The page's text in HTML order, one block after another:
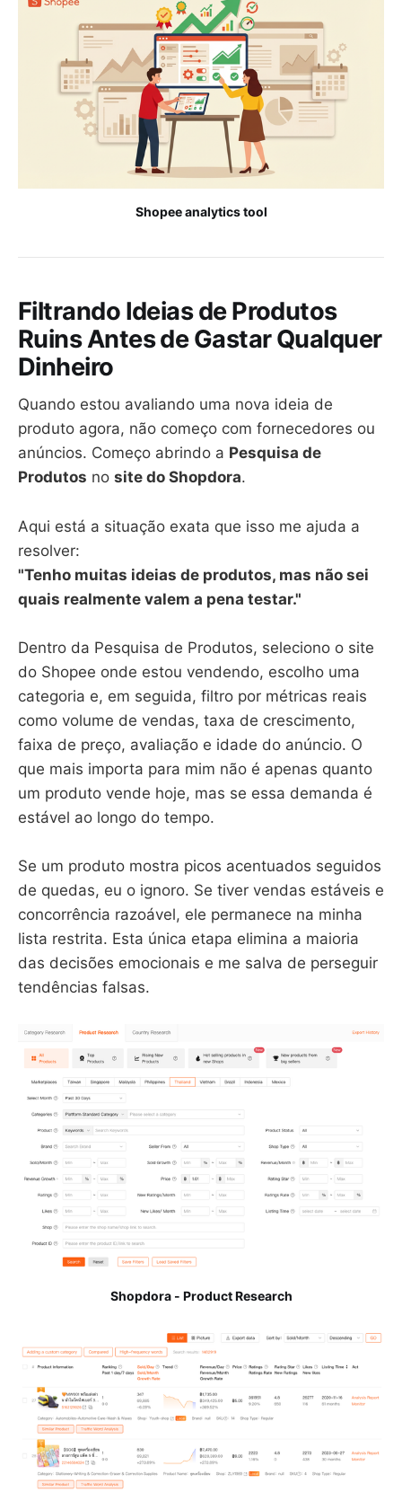
Shopee analytics tool
Filtrando Ideias de Produtos
Ruins Antes de Gastar Qualquer
Dinheiro
Quando estou avaliando uma nova ideia de
produto agora, não começo com fornecedores ou
anúncios. Começo abrindo a Pesquisa de
Produtos no site do Shopdora.
Aqui está a situação exata que isso me ajuda a
resolver:
"Tenho muitas ideias de produtos, mas não sei
quais realmente valem a pena testar."
Dentro da Pesquisa de Produtos, seleciono o site
do Shopee onde estou vendendo, escolho uma
categoria e, em seguida, filtro por métricas reais
como volume de vendas, taxa de crescimento,
faixa de preço, avaliação e idade do anúncio. O
que mais importa para mim não é apenas quanto
um produto vende hoje, mas se essa demanda é
estável ao longo do tempo.
Se um produto mostra picos acentuados seguidos
de quedas, eu o ignoro. Se tiver vendas estáveis e
concorrência razoável, ele permanece na minha
lista restrita. Esta única etapa elimina a maioria
das decisões emocionais e me salva de perseguir
tendências falsas.
Shopdora - Product Research